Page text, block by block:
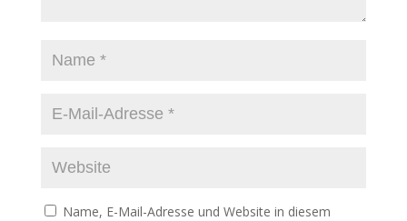
Name, E-Mail-Adresse und Website in diesem